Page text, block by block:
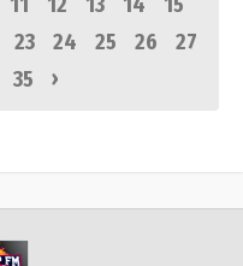
23 24 25 26
27
35 ›